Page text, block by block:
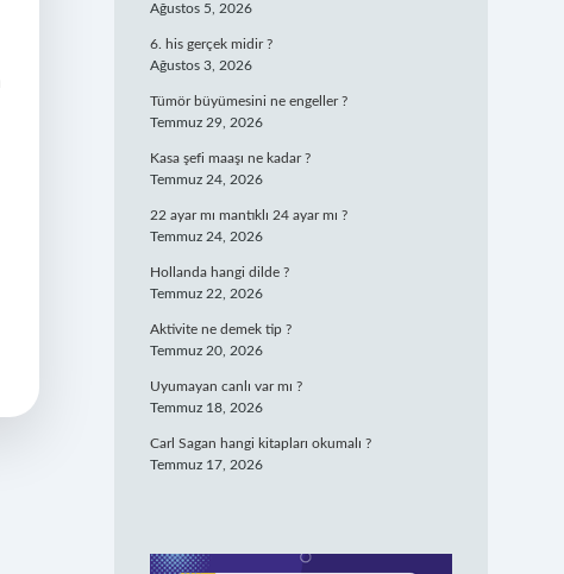
Ağustos 5, 2026
6. his gerçek midir ?
Ağustos 3, 2026
Tümör büyümesini ne engeller ?
Temmuz 29, 2026
Kasa şefi maaşı ne kadar ?
Temmuz 24, 2026
22 ayar mı mantıklı 24 ayar mı ?
Temmuz 24, 2026
Hollanda hangi dilde ?
Temmuz 22, 2026
Aktivite ne demek tip ?
Temmuz 20, 2026
Uyumayan canlı var mı ?
Temmuz 18, 2026
Carl Sagan hangi kitapları okumalı ?
Temmuz 17, 2026